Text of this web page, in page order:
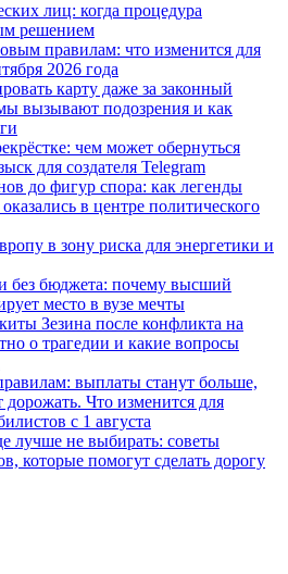
лиц: когда процедура
решением
правилам: что изменится для
2026 года
карту даже за законный
вызывают подозрения и как
чем может обернуться
для создателя Telegram
до фигур спора: как легенды
в центре политического
в зону риска для энергетики и
без бюджета: почему высший
место в вузе мечты
Зезина после конфликта на
о трагедии и какие вопросы
выплаты станут больше,
дорожать. Что изменится для
с 1 августа
лучше не выбирать: советы
которые помогут сделать дорогу